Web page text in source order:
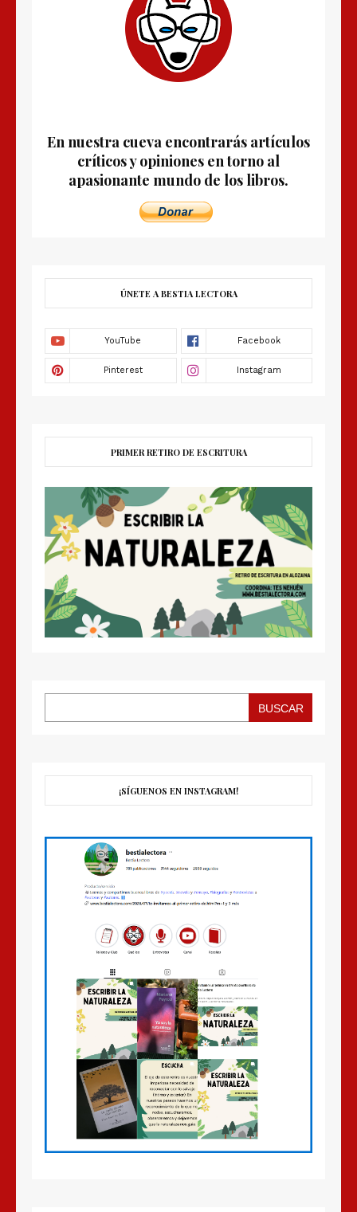
En nuestra cueva encontrarás artículos
críticos y opiniones en torno al
apasionante mundo de los libros.
ÚNETE A BESTIA LECTORA
PRIMER RETIRO DE ESCRITURA
BUSCAR
¡SÍGUENOS EN INSTAGRAM!